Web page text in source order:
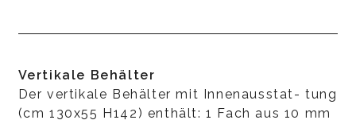
Vertikale Behälter
Der vertikale Behälter mit Innenausstat- tung
(cm 130x55 H142) enthält: 1 Fach aus 10 mm